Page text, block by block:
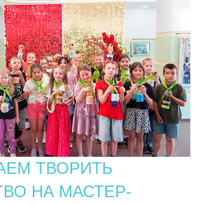
ТВОРИТЬ
НА МАСТЕР-